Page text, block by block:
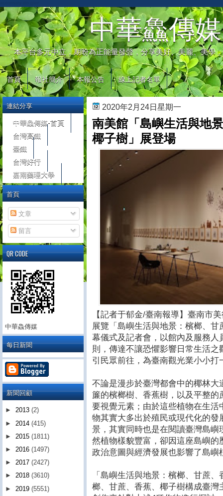
中華鱻傳媒
本平台多元中立，期盼為正能量發聲，分享美好、美麗、美學
首頁 報社簡介 本報公告 線上記者名單
2020年2月24日星期一
南美館「島嶼生活與地
椰子樹」展登場
【記者于郁金/臺南報導】臺南市
展覽「島嶼生活與地景：檳榔、
幕儀式及記者會，以館內及服務
則，傳達不讓恐懼影響日常生活
引民眾前往，為臺南觀光業小小打
不論是漫步於臺灣都會中的椰林
簾的檳榔樹、香蕉樹，以及平整
要視覺元素；由於這些植物在生
物其實大多出於殖民或現代化的
景，其實同時也是在閱讀臺灣島
然植物樣貌豐富，卻因這座島嶼
政治意圖與經濟發展也影響了島嶼
「島嶼生活與地景：檳榔、甘蔗
榔、甘蔗、香蕉、椰子樹構成臺
連結分享
中華鱻傳媒-首頁
台灣高鐵
臺鐵
台灣好行
嘉南藥理大學
首頁
文章
留言
QR CODE
中華鱻傳媒
每日新聞
新聞回顧
► 2013 (2)
► 2014 (415)
► 2015 (1811)
► 2016 (1497)
► 2017 (2427)
► 2018 (3610)
► 2019 (5551)